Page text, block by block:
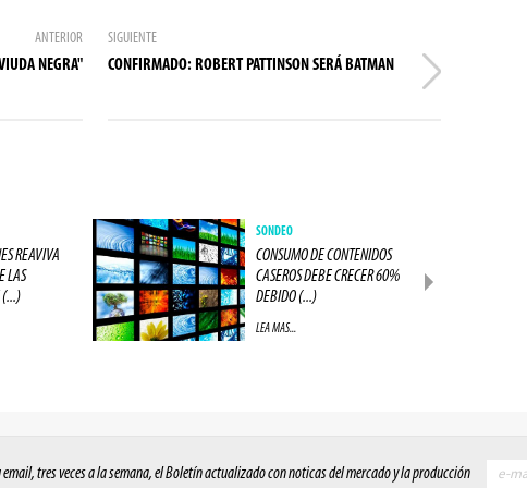
ANTERIOR
NEGRA"
SIGUIENTE
CONFIRMADO: ROBERT PATTINSON SERÁ BATMAN
REAVIVA
LAS
(...)
SONDEO
CONSUMO DE CONTENIDOS
CASEROS DEBE CRECER 60%
DEBIDO (...)
LEA MAS...
email, tres veces a la semana, el Boletín actualizado con noticas del mercado y la producción